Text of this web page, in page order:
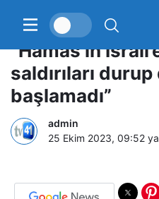
BM Genel
“Hamas’ın
saldırıları
başlamadı”
admin
25 Ekim 2023, 09:52